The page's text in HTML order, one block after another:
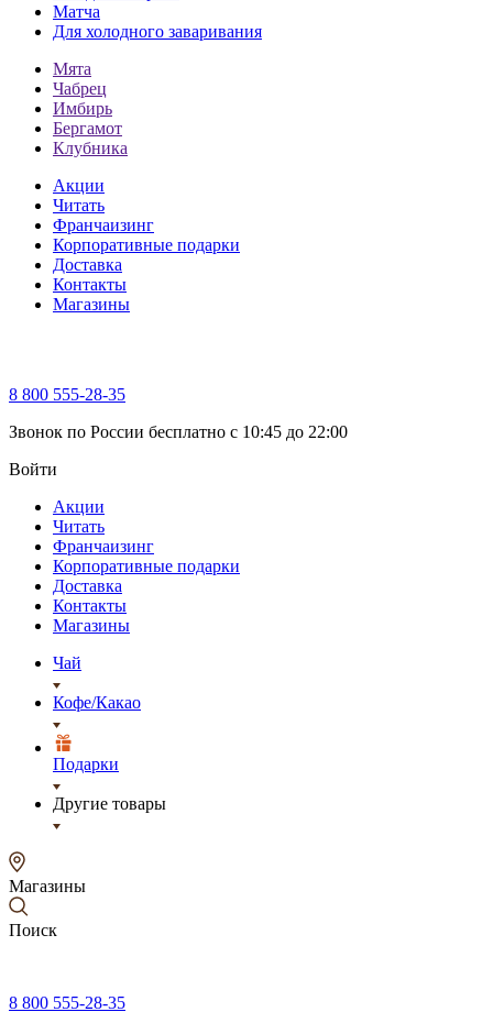
Матча
Для холодного заваривания
Мята
Чабрец
Имбирь
Бергамот
Клубника
Акции
Читать
Франчаизинг
Корпоративные подарки
Доставка
Контакты
Магазины
8 800 555-28-35
Звонок по России бесплатно c 10:45 до 22:00
Войти
Акции
Читать
Франчаизинг
Корпоративные подарки
Доставка
Контакты
Магазины
Чай
Кофе/Какао
Подарки
Другие товары
Магазины
Поиск
8 800 555-28-35